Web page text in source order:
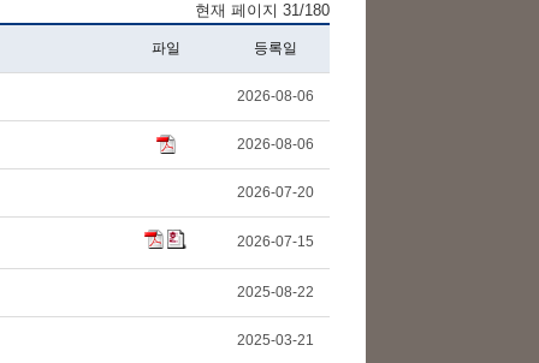
현재 페이지 31/180
파일 등록일
2026-08-06
2026-08-06
2026-07-20
2026-07-15
2025-08-22
2025-03-21